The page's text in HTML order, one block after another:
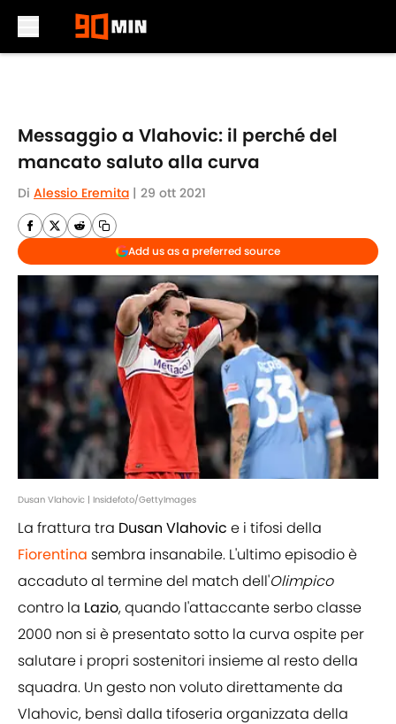
Messaggio a Vlahovic: il perché del
mancato saluto alla curva
Di Alessio Eremita | 29 ott 2021
Add us as a preferred source
Dusan Vlahovic | Insidefoto/GettyImages
La frattura tra Dusan Vlahovic e i tifosi della
Fiorentina sembra insanabile. L'ultimo episodio è
accaduto al termine del match dell'Olimpico
contro la Lazio, quando l'attaccante serbo classe
2000 non si è presentato sotto la curva ospite per
salutare i propri sostenitori insieme al resto della
squadra. Un gesto non voluto direttamente da
Vlahovic, bensì dalla tifoseria organizzata della